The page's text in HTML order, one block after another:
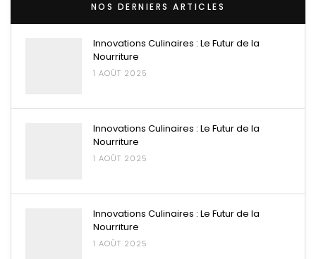
NOS DERNIERS ARTICLES
Innovations Culinaires : Le Futur de la
Nourriture
1 AOÛT 2025
Innovations Culinaires : Le Futur de la
Nourriture
1 AOÛT 2025
Innovations Culinaires : Le Futur de la
Nourriture
1 AOÛT 2025